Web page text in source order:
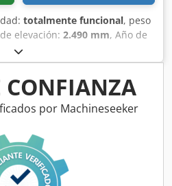
totalmente funcional, peso
elevación: 2.490 mm, Año de
funcionamiento:
de construcción:2.500
Diesel Motor , ancho de
Clase de velocidad: 25
de la batería: normal
CONFIANZA
por Machineseeker